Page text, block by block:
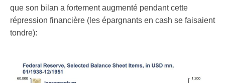
que son bilan a fortement augmenté pendant cette
répression financière (les épargnants en cash se faisaient
tondre):